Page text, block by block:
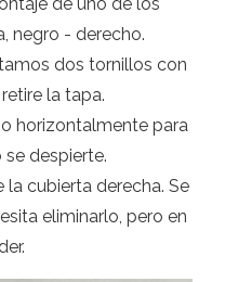
negro - derecho.
dos tornillos con
la tapa.
horizontalmente para
despierte.
la cubierta derecha. Se
eliminarlo, pero en